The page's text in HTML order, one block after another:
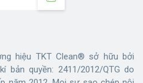
hiệu TKT Clean® sở hữu bởi
bản quyền: 2411/2012/QTG do